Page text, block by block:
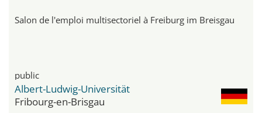
Salon de l'emploi multisectoriel à Freiburg im Breisgau
public
Albert-Ludwig-Universität
Fribourg-en-Brisgau